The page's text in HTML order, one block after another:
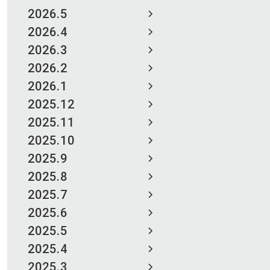
2026.5
2026.4
2026.3
2026.2
2026.1
2025.12
2025.11
2025.10
2025.9
2025.8
2025.7
2025.6
2025.5
2025.4
2025.3